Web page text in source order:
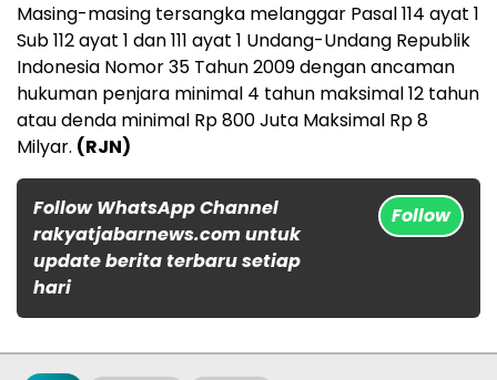
Masing-masing tersangka melanggar Pasal 114 ayat 1
Sub 112 ayat 1 dan 111 ayat 1 Undang-Undang Republik
Indonesia Nomor 35 Tahun 2009 dengan ancaman
hukuman penjara minimal 4 tahun maksimal 12 tahun
atau denda minimal Rp 800 Juta Maksimal Rp 8
Milyar. (RJN)
Follow WhatsApp Channel
rakyatjabarnews.com untuk
update berita terbaru setiap
hari
Follow